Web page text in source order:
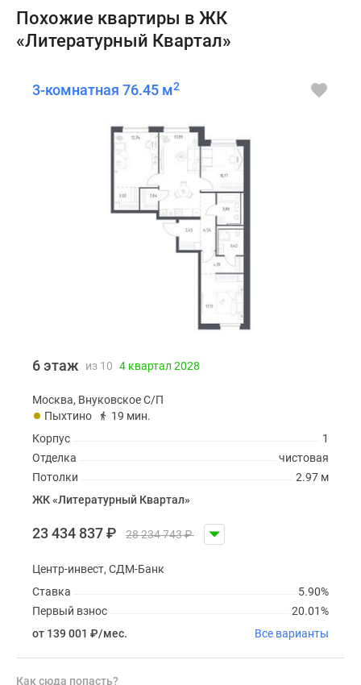
Похожие квартиры в ЖК
«Литературный Квартал»
3-комнатная 76.45 м2
6 этаж из 10 4 квартал 2028
Москва, Внуковское С/П
Пыхтино
19 мин.
1
Корпус
чистовая
Отделка
2.97 м
Потолки
ЖК «Литературный Квартал»
23 434 837₽ 28 234 743₽
Центр-инвест, СДМ-Банк
5.90%
Ставка
20.01%
Первый взнос
от 139 001 ₽/мес. Все варианты
Как сюда попасть?